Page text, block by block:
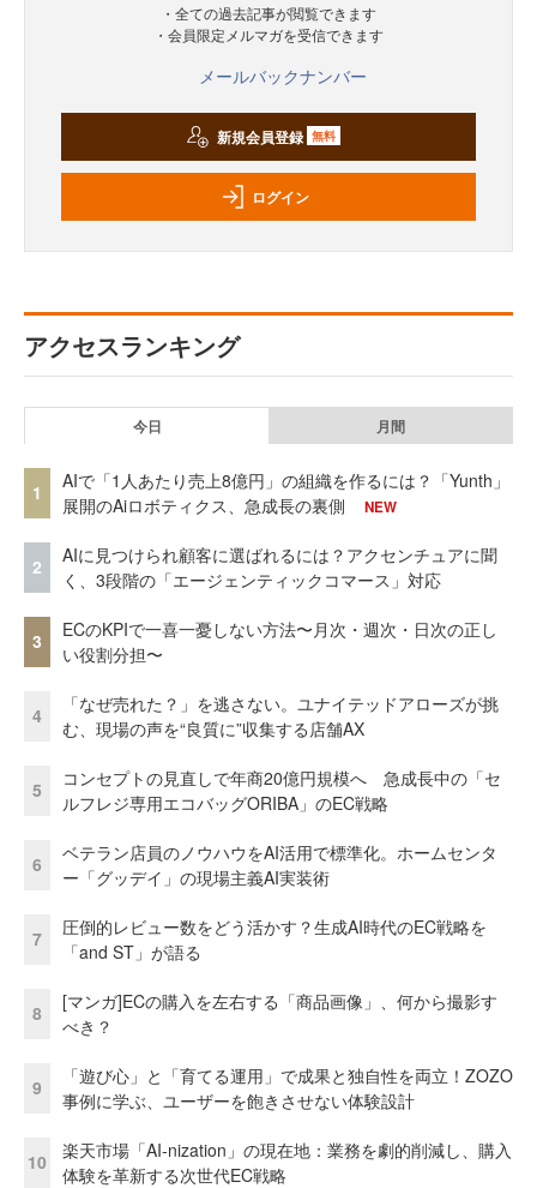
・全ての過去記事が閲覧できます
・会員限定メルマガを受信できます
メールバックナンバー
新規会員登録 無料
ログイン
アクセスランキング
今日 月間
1
AIで「1人あたり売上8億円」の組織を作るには？「Yunth」
展開のAiロボティクス、急成長の裏側
NEW
2
AIに見つけられ顧客に選ばれるには？アクセンチュアに聞
く、3段階の「エージェンティックコマース」対応
3
ECのKPIで一喜一憂しない方法〜月次・週次・日次の正し
い役割分担〜
4
「なぜ売れた？」を逃さない。ユナイテッドアローズが挑
む、現場の声を“良質に”収集する店舗AX
5
コンセプトの見直しで年商20億円規模へ 急成長中の「セ
ルフレジ専用エコバッグORIBA」のEC戦略
6
ベテラン店員のノウハウをAI活用で標準化。ホームセンタ
ー「グッデイ」の現場主義AI実装術
7
圧倒的レビュー数をどう活かす？生成AI時代のEC戦略を
「and ST」が語る
8
[マンガ]ECの購入を左右する「商品画像」、何から撮影す
べき？
9
「遊び心」と「育てる運用」で成果と独自性を両立！ZOZO
事例に学ぶ、ユーザーを飽きさせない体験設計
10
楽天市場「AI-nization」の現在地：業務を劇的削減し、購入
体験を革新する次世代EC戦略